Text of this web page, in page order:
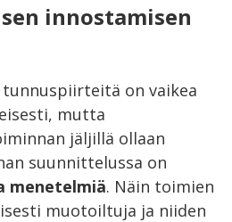
innostamisen
on vaikea
mutta
jäljillä ollaan
suunnittelussa on
menetelmiä. Näin toimien
muotoiltuja ja niiden